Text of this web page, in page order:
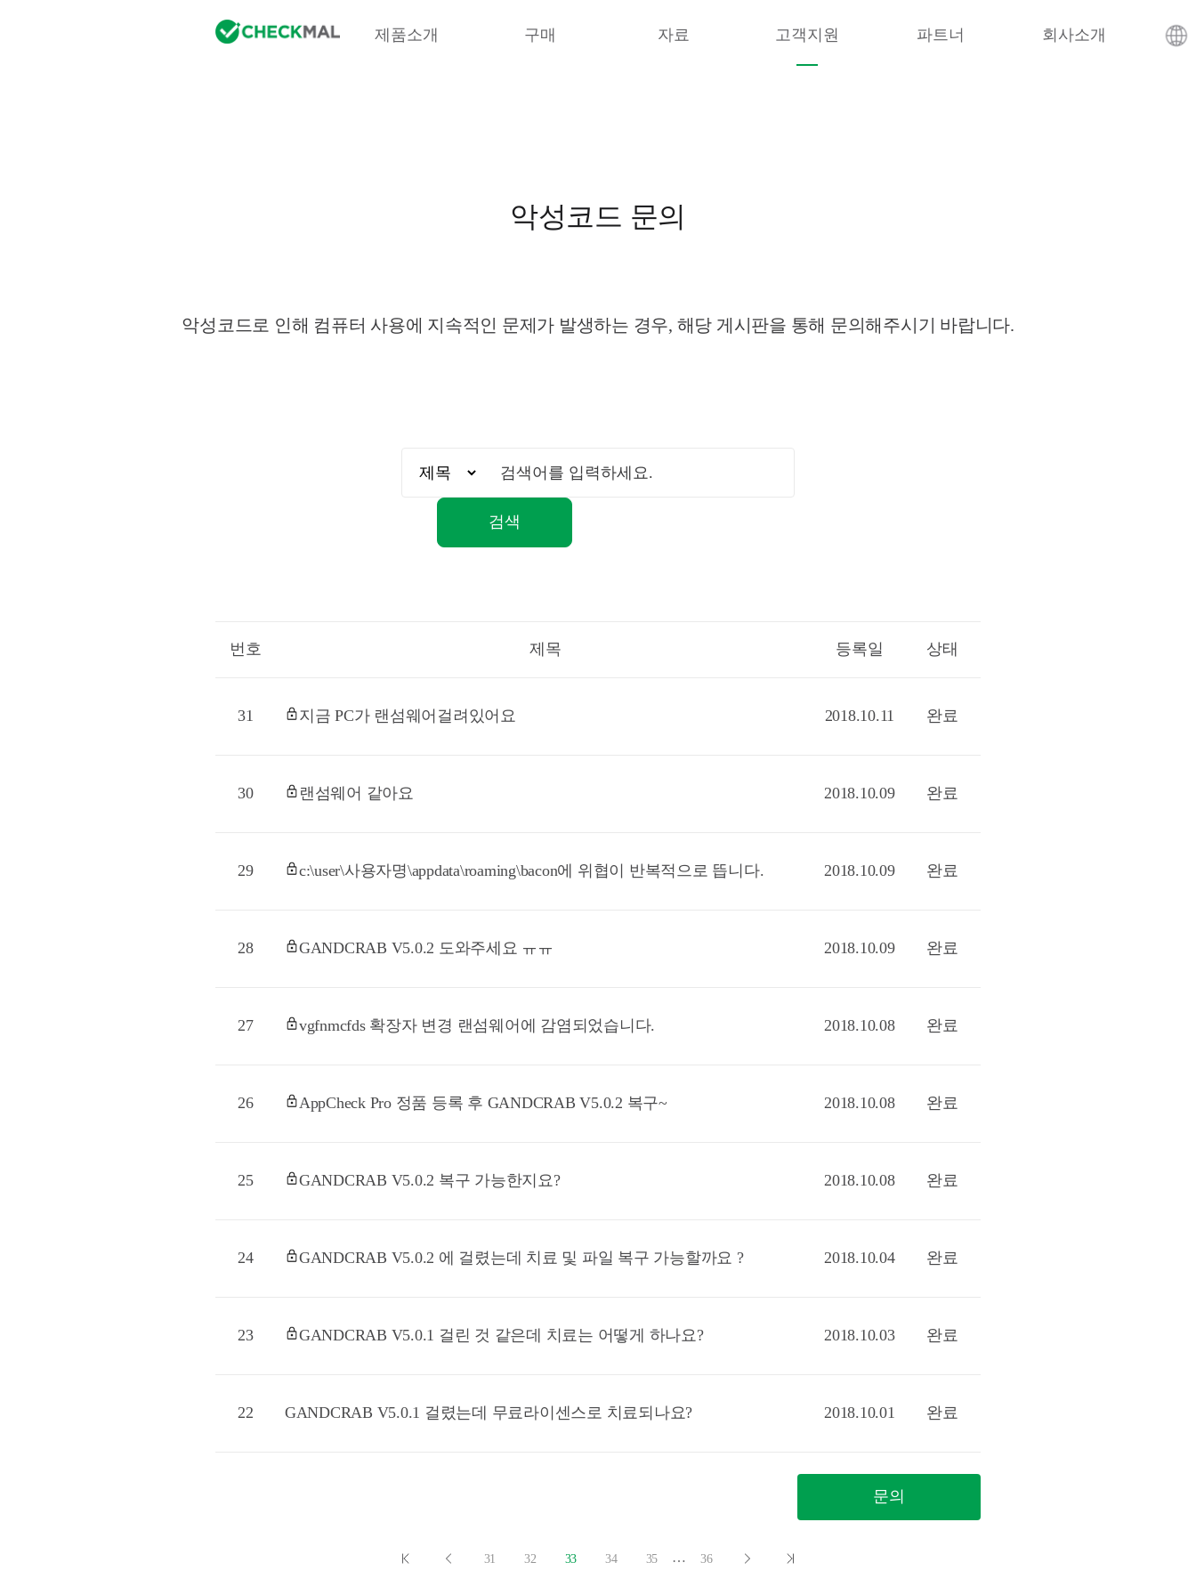
제품소개 구매 자료 고객지원 파트너 회사소개
악성코드 문의
악성코드로 인해 컴퓨터 사용에 지속적인 문제가 발생하는 경우, 해당 게시판을 통해 문의해주시기 바랍니다.
검색
번호 제목 등록일 상태
31 지금 PC가 랜섬웨어걸려있어요 2018.10.11 완료
30 랜섬웨어 같아요 2018.10.09 완료
29 c:\user\사용자명\appdata\roaming\bacon에 위협이 반복적으로 뜹니다. 2018.10.09 완료
28 GANDCRAB V5.0.2 도와주세요 ㅠㅠ 2018.10.09 완료
27 vgfnmcfds 확장자 변경 랜섬웨어에 감염되었습니다. 2018.10.08 완료
26 AppCheck Pro 정품 등록 후 GANDCRAB V5.0.2 복구~ 2018.10.08 완료
25 GANDCRAB V5.0.2 복구 가능한지요? 2018.10.08 완료
24 GANDCRAB V5.0.2 에 걸렸는데 치료 및 파일 복구 가능할까요 ? 2018.10.04 완료
23 GANDCRAB V5.0.1 걸린 것 같은데 치료는 어떻게 하나요? 2018.10.03 완료
22 GANDCRAB V5.0.1 걸렸는데 무료라이센스로 치료되나요? 2018.10.01 완료
문의
31 32 33 34 35 … 36